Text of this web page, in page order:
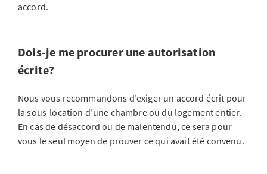
accord.
Dois-je me procurer une autorisation
écrite?
Nous vous recommandons d’exiger un accord écrit pour
la sous-location d’une chambre ou du logement entier.
En cas de désaccord ou de malentendu, ce sera pour
vous le seul moyen de prouver ce qui avait été convenu.